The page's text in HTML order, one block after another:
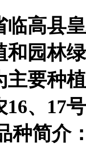
高县
和园林
主要种
、17
种简介